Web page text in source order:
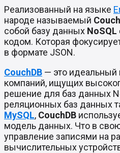
Реализованный на языке
народе называемый
собой базу данных NoSQL
кодом. Которая
в формате JSON.
CouchDB — это
компаний, ищущих
решение для баз данных
реляционных баз данных
MySQL, CouchDB
модель данных. Что в
управление записями на
вычислительных